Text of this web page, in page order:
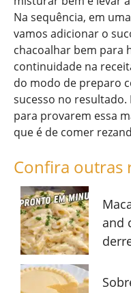
Na sequência, em
vamos adicionar o
chacoalhar bem para
continuidade na
do modo de preparo
sucesso no
para provarem essa
que é de comer
Confira outras
and